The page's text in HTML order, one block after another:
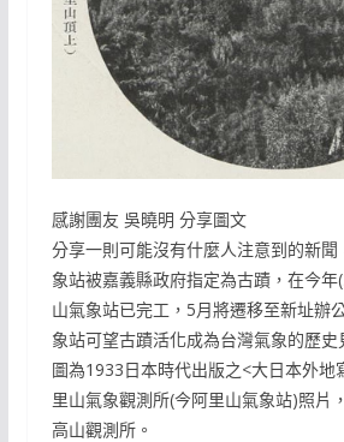
感謝團友 吳曉明 分享圖文
分享一則可能沒有什麼人注意到的新
象站被嘉義縣政府指定為古蹟，在今
山氣象站已完工，5月將遷移至新址辦
象站可望古蹟活化成為台灣氣象的歷史
圖為1933日本時代出版之<大日本外地
里山氣象觀測所(今阿里山氣象站)照片
高山觀測所。